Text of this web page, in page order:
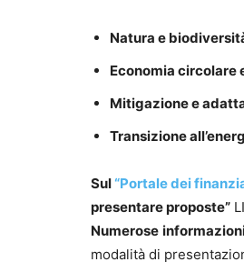
Natura e
Economia circolare
Mitigazione e
Transizione
Sul“Portale dei
presentare proposte”
Numerose
modalità di